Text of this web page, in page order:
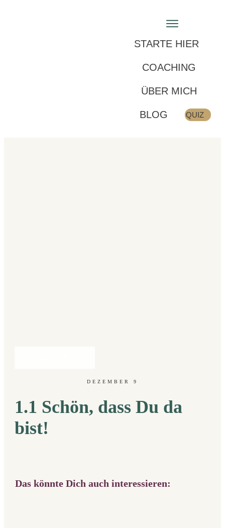
STARTE HIER
COACHING
ÜBER MICH
BLOG QUIZ
DEZEMBER 9
1.1 Schön, dass Du da
bist!
Das könnte Dich auch interessieren: